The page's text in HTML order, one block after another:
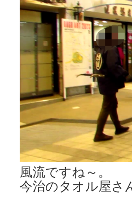
風流ですね～。
今治のタオル屋さ